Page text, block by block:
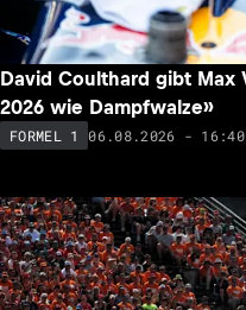
David Coulthard gibt Max
2026 wie Dampfwalze»
FORMEL 1 06.08.2026 - 16:40